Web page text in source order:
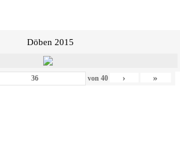
Döben 2015
von 40 › »